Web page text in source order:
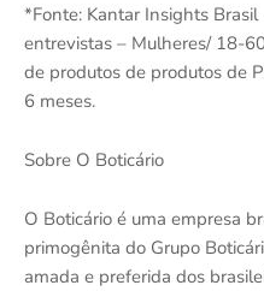
*Fonte: Kantar Insights
entrevistas – Mulheres/ 18-
de produtos de produtos de
6 meses.
Sobre O Boticário​
O Boticário é uma empresa
primogênita do Grupo
amada e preferida dos